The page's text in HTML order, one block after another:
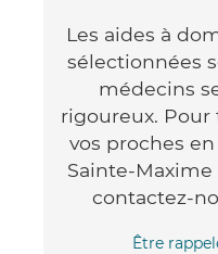
Les aides à
sélectionnées
médecins
rigoureux.
vos proches
Sainte-
contactez-
Être